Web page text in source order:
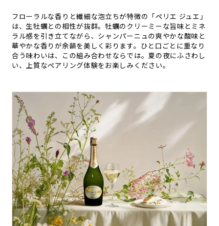
フローラルな香りと繊細な泡立ちが特徴の「ペリエ ジュエ」
は、生牡蠣との相性が抜群。牡蠣のクリーミーな旨味とミネ
ラル感を引き立てながら、シャンパーニュの爽やかな酸味と
華やかな香りが余韻を美しく彩ります。ひと口ごとに重なり
合う味わいは、この組み合わせならでは。夏の夜にふさわし
い、上質なペアリング体験をお楽しみください。